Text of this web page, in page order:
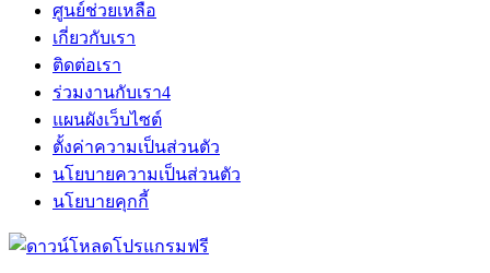
ศูนย์ช่วยเหลือ
เกี่ยวกับเรา
ติดต่อเรา
ร่วมงานกับเรา4
แผนผังเว็บไซต์
ตั้งค่าความเป็นส่วนตัว
นโยบายความเป็นส่วนตัว
นโยบายคุกกี้